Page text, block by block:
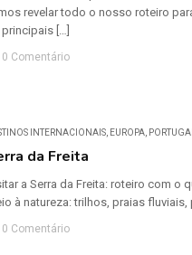
revelar todo o nosso roteiro
[…]
0 Comentário
INTERNACIONAIS EUROPA PORTUGAL
da Freita
a Serra da Freita: roteiro com o
à natureza: trilhos, praias
0 Comentário